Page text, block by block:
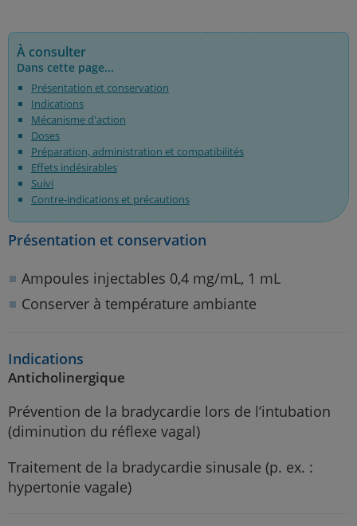
À consulter
Dans cette page...
Présentation et conservation
Indications
Mécanisme d'action
Doses
Préparation, administration et compatibilités
Effets indésirables
Suivi
Contre-indications et précautions
Présentation et conservation
Ampoules injectables 0,4 mg/mL, 1 mL
Conserver à température ambiante
Indications
Anticholinergique
Prévention de la bradycardie lors de l’intubation
(diminution du réflexe vagal)
Traitement de la bradycardie sinusale (p. ex. :
hypertonie vagale)